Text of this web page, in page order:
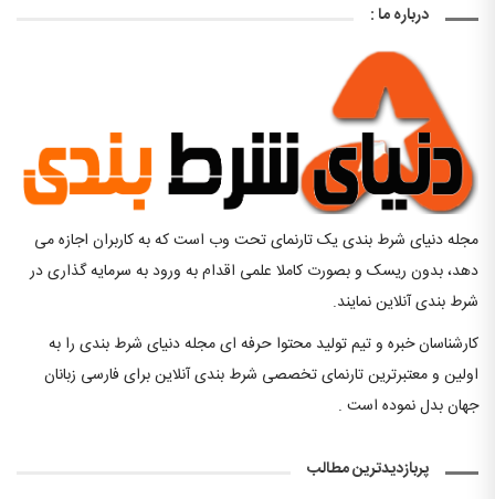
درباره ما :
مجله دنیای شرط بندی یک تارنمای تحت وب است که به کاربران اجازه می
دهد، بدون ریسک و بصورت کاملا علمی اقدام به ورود به سرمایه گذاری در
شرط بندی آنلاین نمایند.
کارشناسان خبره و تیم تولید محتوا حرفه ای مجله دنیای شرط بندی را به
اولین و معتبرترین تارنمای تخصصی شرط بندی آنلاین برای فارسی زبانان
جهان بدل نموده است .
پربازدیدترین مطالب